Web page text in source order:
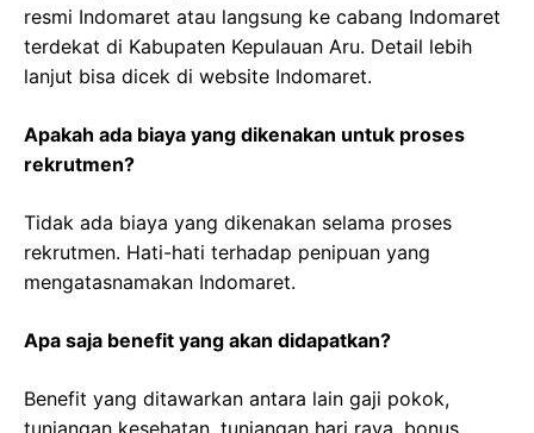
resmi Indomaret atau langsung ke cabang Indomaret
terdekat di Kabupaten Kepulauan Aru. Detail lebih
lanjut bisa dicek di website Indomaret.
Apakah ada biaya yang dikenakan untuk proses
rekrutmen?
Tidak ada biaya yang dikenakan selama proses
rekrutmen. Hati-hati terhadap penipuan yang
mengatasnamakan Indomaret.
Apa saja benefit yang akan didapatkan?
Benefit yang ditawarkan antara lain gaji pokok,
tunjangan kesehatan, tunjangan hari raya, bonus